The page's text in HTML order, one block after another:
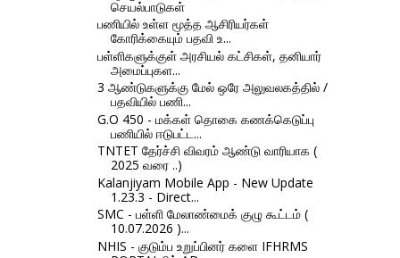
செயல்பாடுகள்
பணியில் உள்ள மூத்த ஆசிரியர்கள்
கோரிக்கையும் பதவி உ...
பள்ளிகளுக்குள் அரசியல் கட்சிகள், தனியார்
அமைப்புகள...
3 ஆண்டுகளுக்கு மேல் ஒரே அலுவலகத்தில் /
பதவியில் பணி...
G.O 450 - மக்கள் தொகை கணக்கெடுப்பு
பணியில் ஈடுபட்ட...
TNTET தேர்ச்சி விவரம் ஆண்டு வாரியாக (
2025 வரை ..)
Kalanjiyam Mobile App - New Update
1.23.3 - Direct...
SMC - பள்ளி மேலாண்மைக் குழு கூட்டம் (
10.07.2026 )...
NHIS - குடும்ப உறுப்பினர் களை IFHRMS